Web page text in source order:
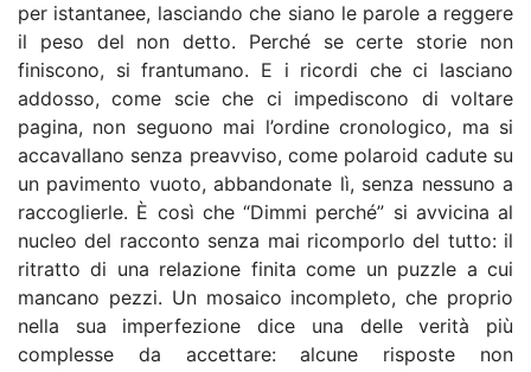
per istantanee, lasciando che siano le parole a reggere
il peso del non detto. Perché se certe storie non
finiscono, si frantumano. E i ricordi che ci lasciano
addosso, come scie che ci impediscono di voltare
pagina, non seguono mai l’ordine cronologico, ma si
accavallano senza preavviso, come polaroid cadute su
un pavimento vuoto, abbandonate lì, senza nessuno a
raccoglierle. È così che “Dimmi perché” si avvicina al
nucleo del racconto senza mai ricomporlo del tutto: il
ritratto di una relazione finita come un puzzle a cui
mancano pezzi. Un mosaico incompleto, che proprio
nella sua imperfezione dice una delle verità più
complesse da accettare: alcune risposte non